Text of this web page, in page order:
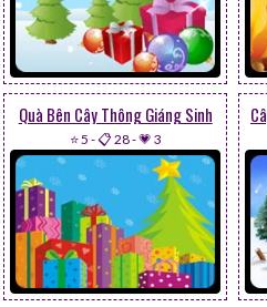
Quà Bên Cây Thông Giáng Sinh
⭐ 5 -📋 28-💗 3